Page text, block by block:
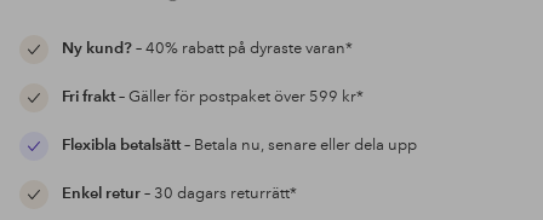
Ny kund?– 40% rabatt på dyraste varan*
Fri frakt– Gäller för postpaket över 599 kr*
Flexibla betalsätt– Betala nu, senare eller dela upp
Enkel retur– 30 dagars returrätt*